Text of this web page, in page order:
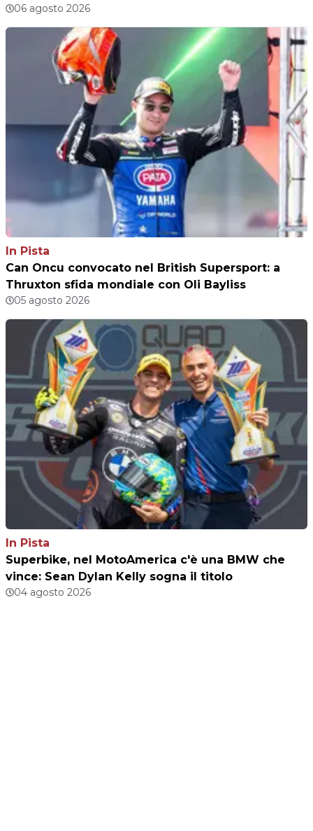
06 agosto 2026
In Pista
Can Oncu convocato nel British Supersport: a
Thruxton sfida mondiale con Oli Bayliss
05 agosto 2026
In Pista
Superbike, nel MotoAmerica c'è una BMW che
vince: Sean Dylan Kelly sogna il titolo
04 agosto 2026